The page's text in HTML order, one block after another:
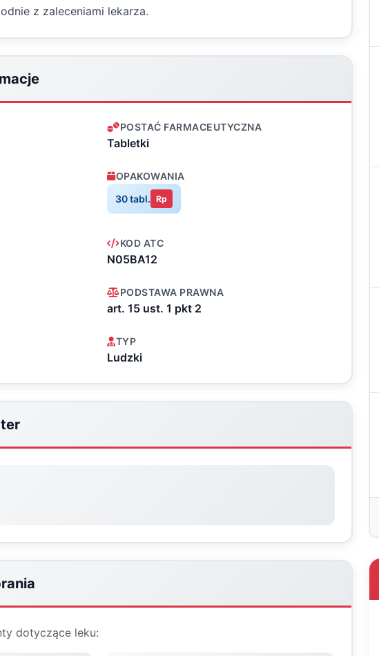
z zaleceniami lekarza.
POSTAĆ FARMACEUTYCZNA
Tabletki
OPAKOWANIA
30 tabl. Rp
KOD ATC
N05BA12
PODSTAWA PRAWNA
art. 15 ust. 1 pkt 2
TYP
Ludzki
dotyczące leku: